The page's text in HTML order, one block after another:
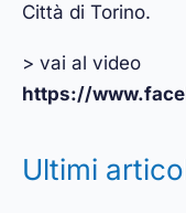
Città di Torino.
> vai al video
https://
Ultimi